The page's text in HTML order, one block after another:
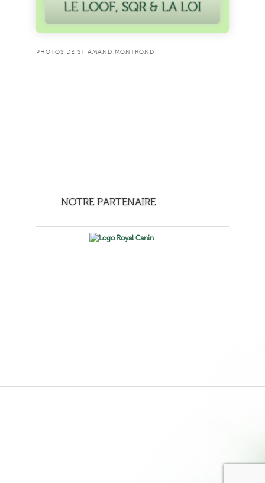
LE LOOF, SQR & LA LOI
PHOTOS DE ST AMAND MONTROND
NOTRE PARTENAIRE